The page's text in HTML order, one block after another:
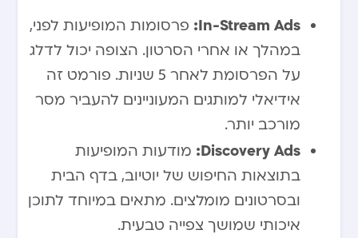
In-Stream Ads: פרסומות המופיעות לפני,
במהלך או אחרי הסרטון. הצופה יכול לדלג
על הפרסומת לאחר 5 שניות. פורמט זה
אידיאלי למותגים המעוניינים להעביר מסר
מורכב יותר.
Discovery Ads: מודעות המופיעות
בתוצאות החיפוש של יוטיוב, בדף הבית
ובסרטונים מומלצים. מתאים במיוחד לתוכן
איכותי שמושך צפייה טבעית.